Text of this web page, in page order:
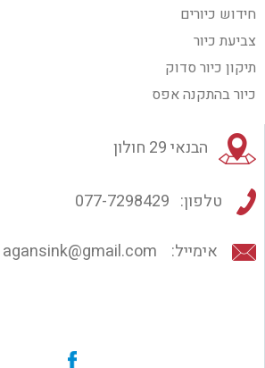
חידוש כיורים
צביעת כיור
תיקון כיור סדוק
כיור בהתקנה אפס
הבנאי 29 חולון
טלפון: 077-7298429
אימייל: agansink@gmail.com